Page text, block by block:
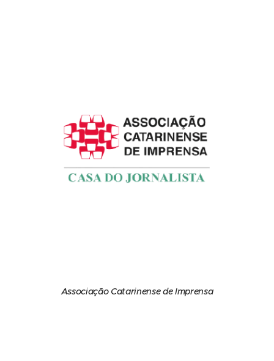
Associação Catarinense de Imprensa